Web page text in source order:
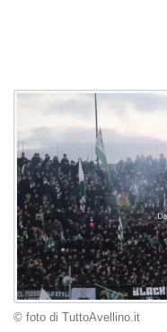
© foto di TuttoAvellino.it